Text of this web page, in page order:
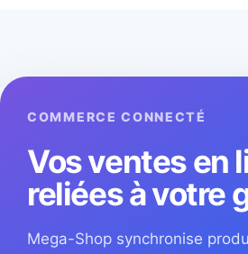
COMMERCE CONNECTÉ
Vos ventes en
reliées à votre
Mega-Shop synchronise